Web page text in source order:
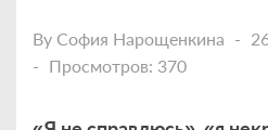
By София Нарощенкина
Просмотров: 370